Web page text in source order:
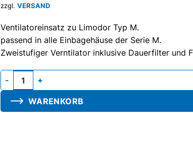
zzgl. VERSAND
Ventilatoreinsatz zu Limodor Typ M.
passend in alle Einbagehäuse der Serie M.
Zweistufiger Verntilator inklusive Dauerfilter und
Gebläseeinheit M-40/60, inkl. Dauerfilter, Motor CNA
WARENKORB